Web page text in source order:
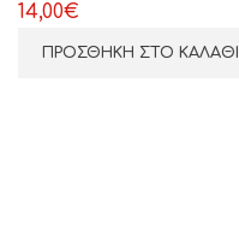
14,00€
ΠΡΟΣΘΉΚΗ ΣΤΟ ΚΑΛΆΘΙ